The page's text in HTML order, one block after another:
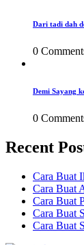
Dari tadi dah
0
Demi Sayang
0
Recent
Cara Buat
Cara Buat
Cara Buat
Cara Buat
Cara Buat